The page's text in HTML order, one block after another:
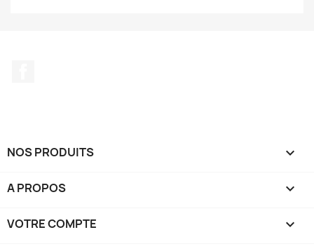
NOS PRODUITS 
A PROPOS 
VOTRE COMPTE 